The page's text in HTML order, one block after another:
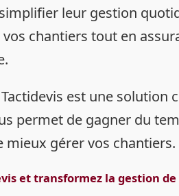
leur gestion
chantiers tout en
est une solution
permet de gagner du
mieux gérer vos chantiers.
et transformez la gestion